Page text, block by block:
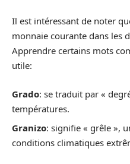
Il est intéressant de noter
monnaie courante dans les
Apprendre certains mots
utile:
Grado: se traduit par «
températures.
Granizo: signifie « grêle »,
conditions climatiques